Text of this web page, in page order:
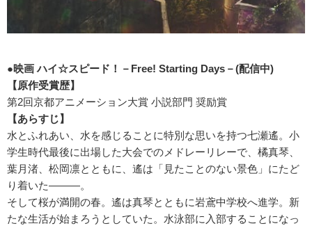
●映画ハイ☆スピード！－Free! Starting Days －(配信中)
【原作受賞歴】
第2回京都アニメーション大賞 小説部門 奨励賞
【あらすじ】
水とふれあい、水を感じることに特別な思いを持つ七瀬遙。小
学生時代最後に出場した大会でのメドレーリレーで、橘真琴、
葉月渚、松岡凛とともに、遙は「見たことのない景色」にたど
り着いた―――。
そして桜が満開の春。遙は真琴とともに岩鳶中学校へ進学。新
たな生活が始まろうとしていた。水泳部に入部することになっ